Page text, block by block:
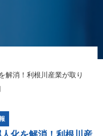
解消！利根川産業が取り